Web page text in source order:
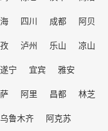
四川 成都
阿贝
泸州 乐山
凉山
遂宁 宜宾
雅安
阿里 昌都
林芝
乌鲁木齐
阿克苏